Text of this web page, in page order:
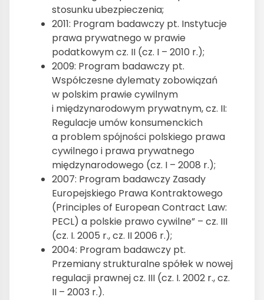
stosunku ubezpieczenia;
2011: Program badawczy pt. Instytucje
prawa prywatnego w prawie
podatkowym cz. II (cz. I – 2010 r.);
2009: Program badawczy pt.
Współczesne dylematy zobowiązań
w polskim prawie cywilnym
i międzynarodowym prywatnym, cz. II:
Regulacje umów konsumenckich
a problem spójności polskiego prawa
cywilnego i prawa prywatnego
międzynarodowego (cz. I – 2008 r.);
2007: Program badawczy Zasady
Europejskiego Prawa Kontraktowego
(Principles of European Contract Law:
PECL) a polskie prawo cywilne” – cz. III
(cz. I. 2005 r., cz. II 2006 r.);
2004: Program badawczy pt.
Przemiany strukturalne spółek w nowej
regulacji prawnej cz. III (cz. I. 2002 r., cz.
II – 2003 r.).